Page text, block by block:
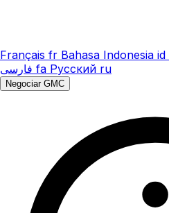
Français fr Bahasa Indonesia id
فارسی fa Русский ru
Negociar GMC